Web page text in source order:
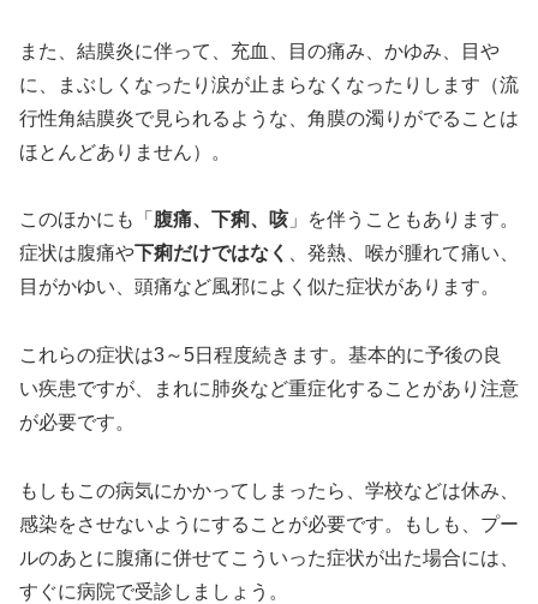
また、結膜炎に伴って、充血、目の痛み、かゆみ、目や
に、まぶしくなったり涙が止まらなくなったりします（流
行性角結膜炎で見られるような、角膜の濁りがでることは
ほとんどありません）。
このほかにも「 腹痛、下痢、咳 」を伴うこともあります。
症状は腹痛や 下痢だけではなく 、発熱、喉が腫れて痛い、
目がかゆい、頭痛など風邪によく似た症状があります。
これらの症状は3～5日程度続きます。基本的に予後の良
い疾患ですが、まれに肺炎など重症化することがあり注意
が必要です。
もしもこの病気にかかってしまったら、学校などは休み、
感染をさせないようにすることが必要です。もしも、プー
ルのあとに腹痛に併せてこういった症状が出た場合には、
すぐに病院で受診しましょう。